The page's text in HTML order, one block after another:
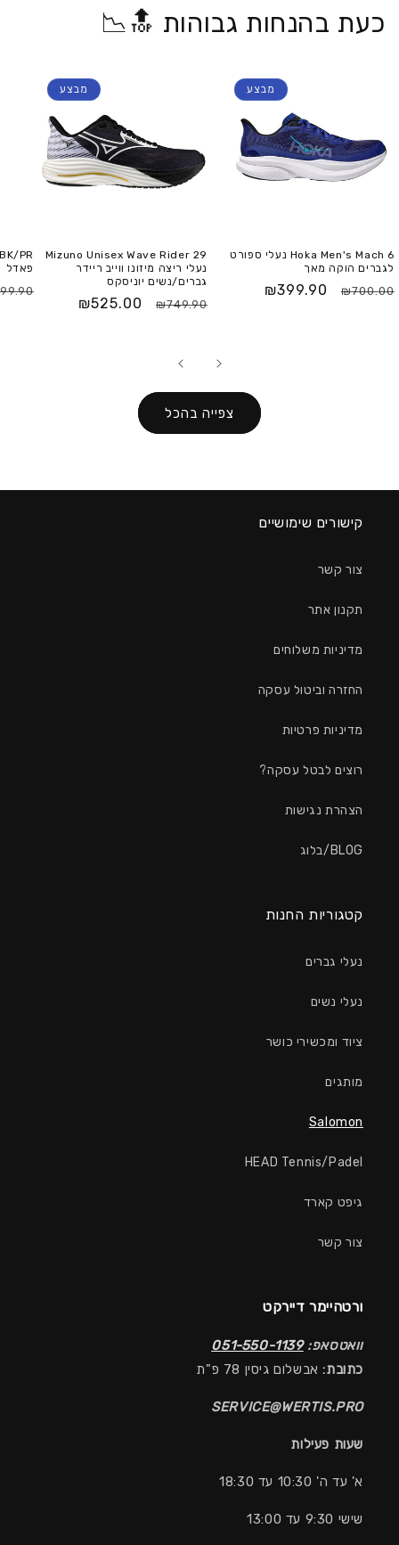
כעת בהנחות גבוהות 🔝📉
מבצע
Hoka Men's Mach 6 נעלי ספורט
לגברים הוקה מאך
₪700.00
₪399.90
מבצע
Mizuno Unisex Wave Rider 29
נעלי ריצה מיזונו ווייב ריידר
גברים/נשים יוניסקס
₪749.90
₪525.00
פאדל
צפייה בהכל
קישורים שימושיים
צור קשר
תקנון אתר
מדיניות משלוחים
החזרה וביטול עסקה
מדיניות פרטיות
רוצים לבטל עסקה?
הצהרת נגישות
BLOG/בלוג
קטגוריות החנות
נעלי גברים
נעלי נשים
ציוד ומכשירי כושר
מותגים
Salomon
HEAD Tennis/Padel
גיפט קארד
צור קשר
ורטהיימר דיירקט
וואטסאפ:051-550-1139
כתובת:אבשלום גיסין 78 פ"ת
SERVICE@WERTIS.PRO
שעות פעילות
א' עד ה' 10:30 עד 18:30
שישי 9:30 עד 13:00